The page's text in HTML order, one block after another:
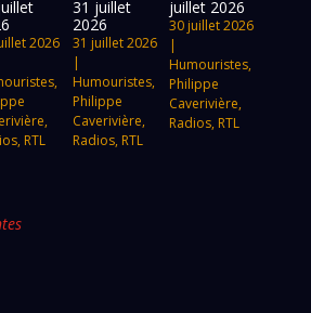
2026
,
,
, RTL
31 juillet
2026
31 juillet 2026
|
Humouristes,
Philippe
Caverivière,
Radios, RTL
juillet 2026
30 juillet 2026
|
Humouristes,
Philippe
Caverivière,
Radios, RTL